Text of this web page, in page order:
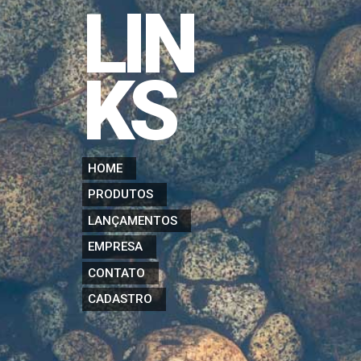
LIN
KS
HOME
PRODUTOS
LANÇAMENTOS
EMPRESA
CONTATO
CADASTRO